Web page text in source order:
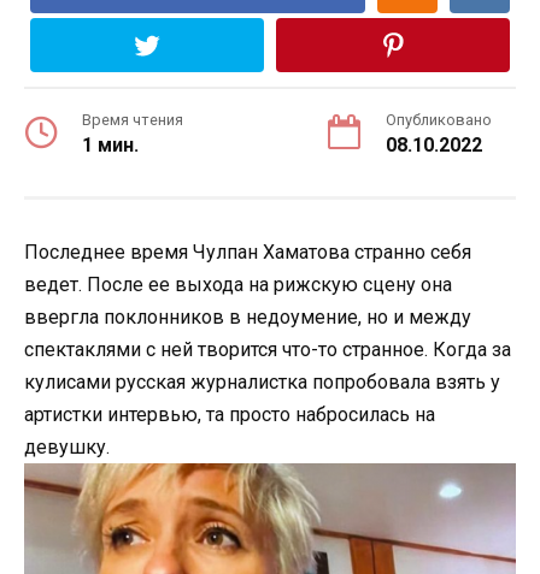
Время чтения
1 мин.
Опубликовано
08.10.2022
Последнее время Чулпан Хаматова странно себя
ведет. После ее выхода на рижскую сцену она
ввергла поклонников в недоумение, но и между
спектаклями с ней творится что-то странное. Когда за
кулисами русская журналистка попробовала взять у
артистки интервью, та просто набросилась на
девушку.